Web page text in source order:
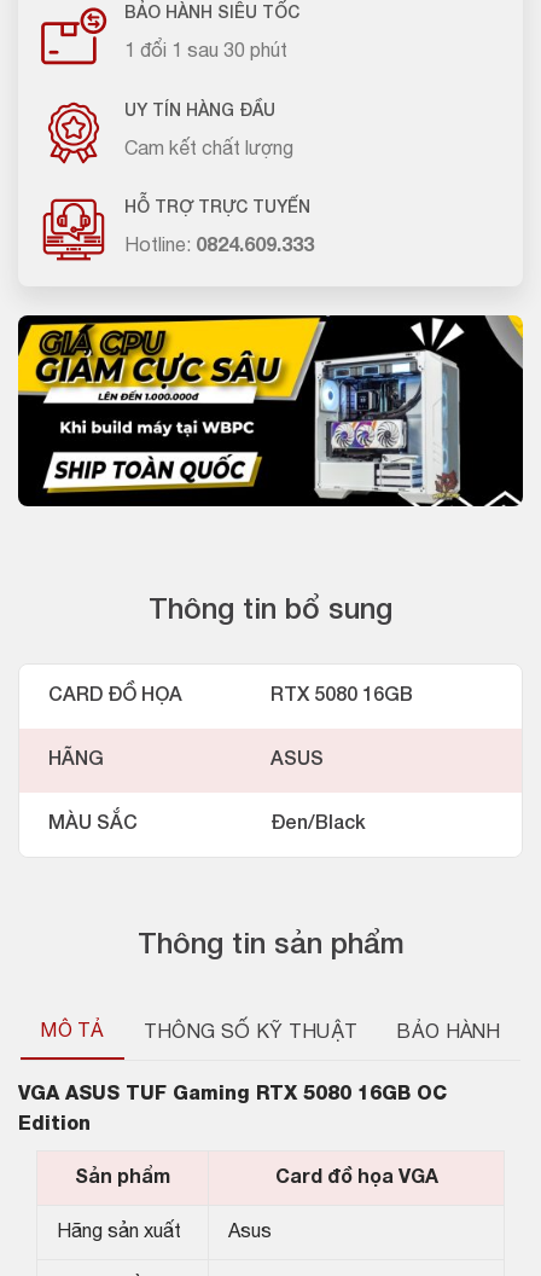
BẢO HÀNH SIÊU TỐC
1 đổi 1 sau 30 phút
UY TÍN HÀNG ĐẦU
Cam kết chất lượng
HỖ TRỢ TRỰC TUYẾN
Hotline: 0824.609.333
Thông tin sản phẩm
MÔ TẢ THÔNG SỐ KỸ THUẬT BẢO HÀNH
VGAASUS TUF Gaming RTX 5080 16GB OC
Edition
Sản phẩm Card đồ họa VGA
Hãng sản xuất Asus
Thông tin bổ sung
CARD ĐỒ HỌA RTX 5080 16GB
HÃNG ASUS
MÀU SẮC Đen/Black